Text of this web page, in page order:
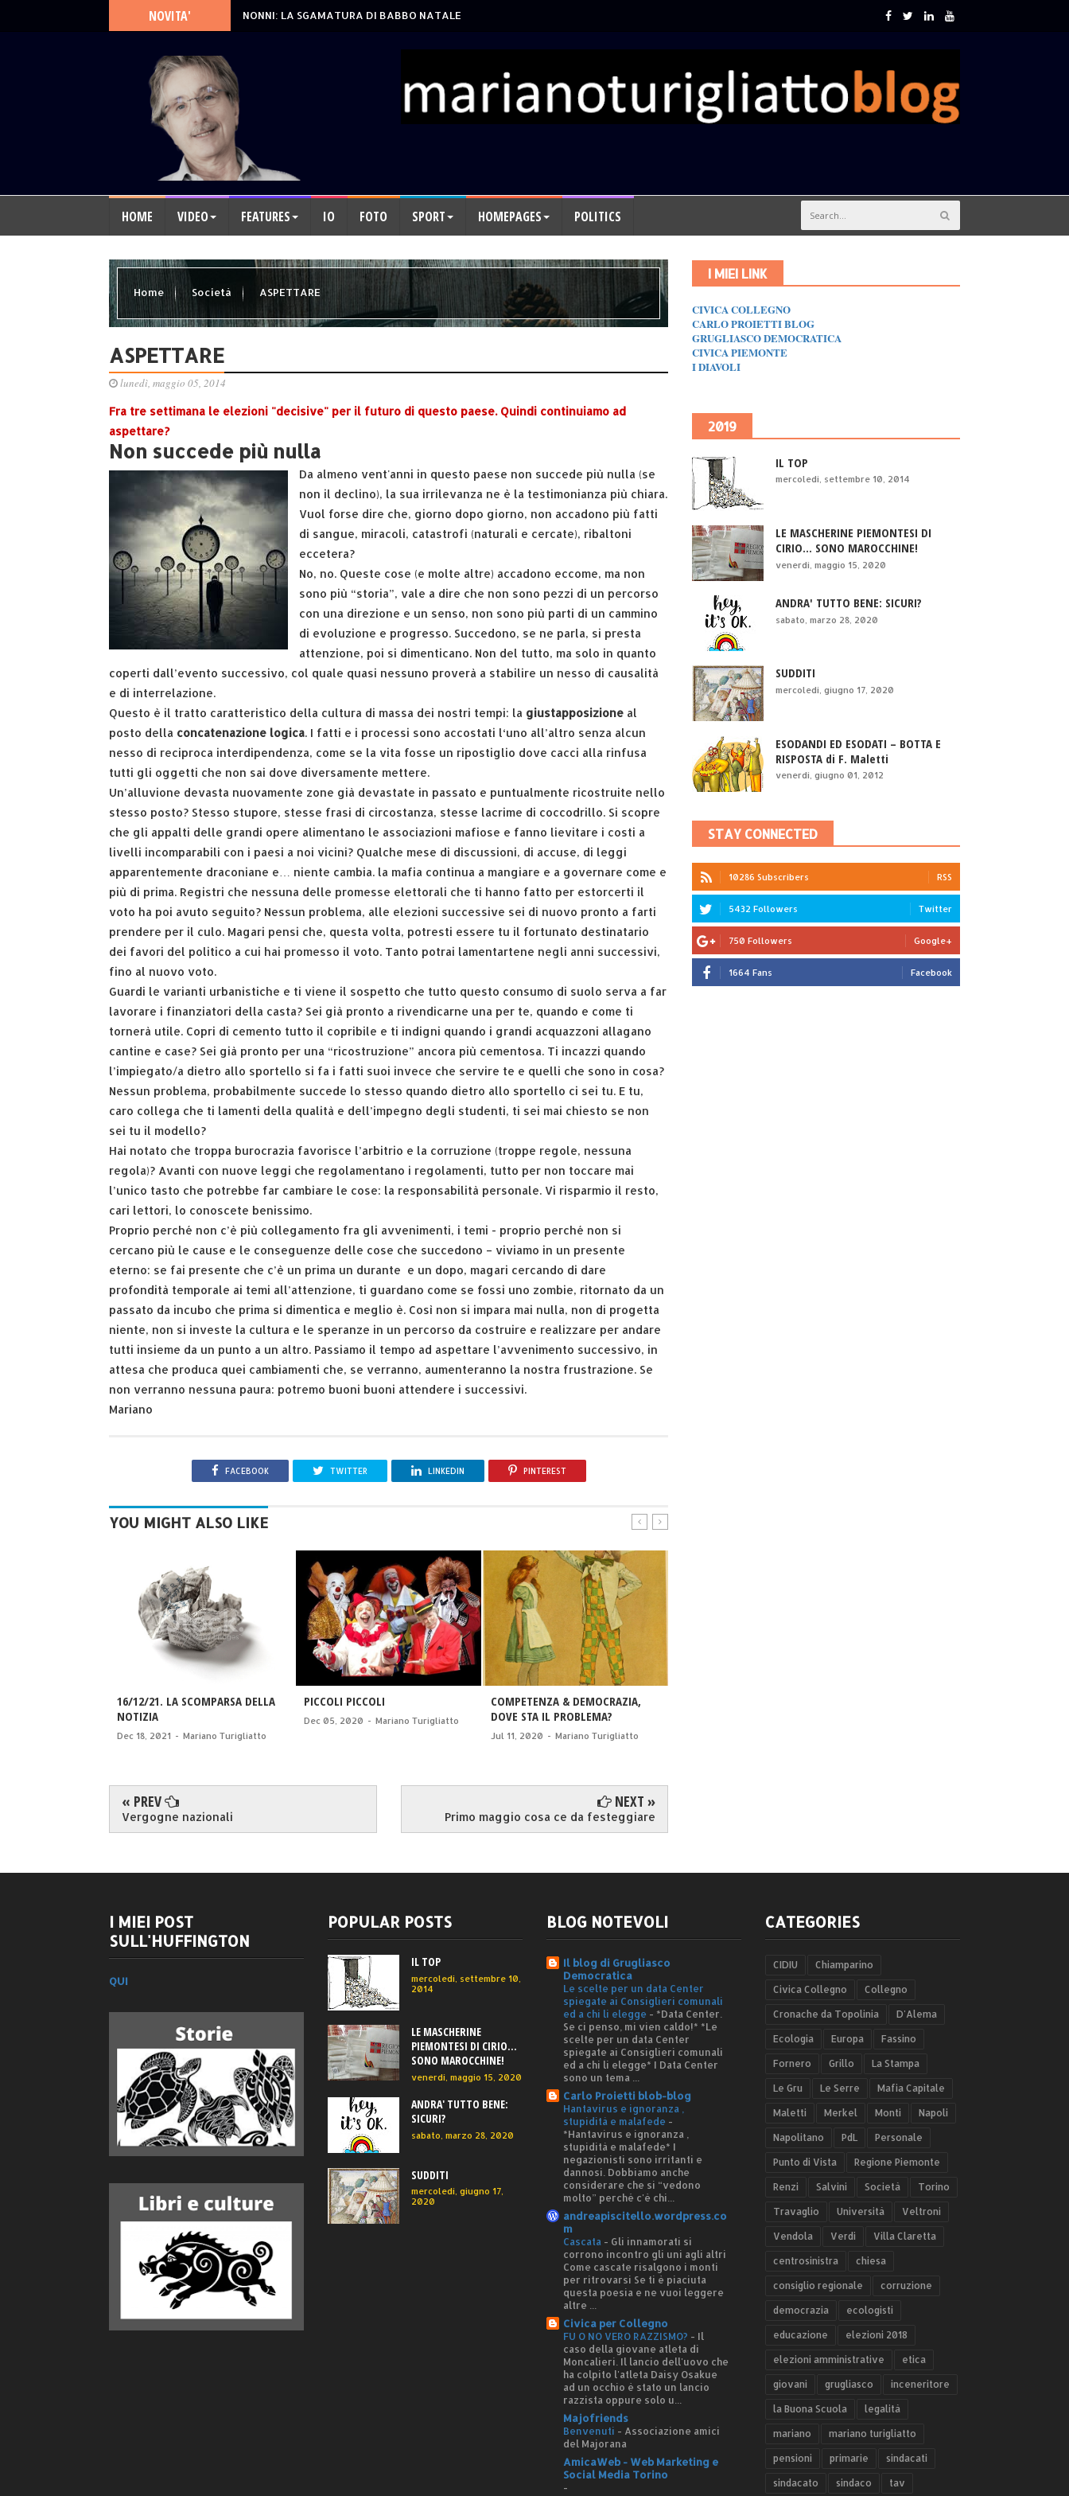
NOVITA' NONNI: LA SGAMATURA DI BABBO NATALE
HOME VIDEO FEATURES IO FOTO SPORT HOMEPAGES POLITICS
Home Società ASPETTARE
ASPETTARE
lunedì, maggio 05, 2014
Fra tre settimana le elezioni "decisive" per il futuro di questo paese. Quindi continuiamo ad
aspettare?
Non succede più nulla
Da almeno vent'anni in questo paese non succede più nulla (se
non il declino), la sua irrilevanza ne è la testimonianza più chiara.
Vuol forse dire che, giorno dopo giorno, non accadono più fatti
di sangue, miracoli, catastrofi (naturali e cercate), ribaltoni
eccetera?
No, no. Queste cose (e molte altre) accadono eccome, ma non
sono più “storia”, vale a dire che non sono pezzi di un percorso
con una direzione e un senso, non sono più parti di un cammino
di evoluzione e progresso. Succedono, se ne parla, si presta
attenzione, poi si dimenticano. Non del tutto, ma solo in quanto
coperti dall’evento successivo, col quale quasi nessuno proverà a stabilire un nesso di causalità
e di interrelazione.
Questo è il tratto caratteristico della cultura di massa dei nostri tempi: la giustapposizione al
posto della concatenazione logica. I fatti e i processi sono accostati l‘uno all’altro senza alcun
nesso di reciproca interdipendenza, come se la vita fosse un ripostiglio dove cacci alla rinfusa
tutti gli oggetti che non sai dove diversamente mettere.
Un’alluvione devasta nuovamente zone già devastate in passato e puntualmente ricostruite nello
stesso posto? Stesso stupore, stesse frasi di circostanza, stesse lacrime di coccodrillo. Si scopre
che gli appalti delle grandi opere alimentano le associazioni mafiose e fanno lievitare i costi a
livelli incomparabili con i paesi a noi vicini? Qualche mese di discussioni, di accuse, di leggi
apparentemente draconiane e… niente cambia. la mafia continua a mangiare e a governare come e
più di prima. Registri che nessuna delle promesse elettorali che ti hanno fatto per estorcerti il
voto ha poi avuto seguito? Nessun problema, alle elezioni successive sei di nuovo pronto a farti
prendere per il culo. Magari pensi che, questa volta, potresti essere tu il fortunato destinatario
dei favori del politico a cui hai promesso il voto. Tanto potrai lamentartene negli anni successivi,
fino al nuovo voto.
Guardi le varianti urbanistiche e ti viene il sospetto che tutto questo consumo di suolo serva a far
lavorare i finanziatori della casta? Sei già pronto a rivendicarne una per te, quando e come ti
tornerà utile. Copri di cemento tutto il copribile e ti indigni quando i grandi acquazzoni allagano
cantine e case? Sei già pronto per una “ricostruzione” ancora più cementosa. Ti incazzi quando
l’impiegato/a dietro allo sportello si fa i fatti suoi invece che servire te e quelli che sono in cosa?
Nessun problema, probabilmente succede lo stesso quando dietro allo sportello ci sei tu. E tu,
caro collega che ti lamenti della qualità e dell’impegno degli studenti, ti sei mai chiesto se non
sei tu il modello?
Hai notato che troppa burocrazia favorisce l’arbitrio e la corruzione (troppe regole, nessuna
regola)? Avanti con nuove leggi che regolamentano i regolamenti, tutto per non toccare mai
l’unico tasto che potrebbe far cambiare le cose: la responsabilità personale. Vi risparmio il resto,
cari lettori, lo conoscete benissimo.
Proprio perché non c’è più collegamento fra gli avvenimenti, i temi - proprio perché non si
cercano più le cause e le conseguenze delle cose che succedono – viviamo in un presente
eterno: se fai presente che c’è un prima un durante e un dopo, magari cercando di dare
profondità temporale ai temi all’attenzione, ti guardano come se fossi uno zombie, ritornato da un
passato da incubo che prima si dimentica e meglio è. Così non si impara mai nulla, non di progetta
niente, non si investe la cultura e le speranze in un percorso da costruire e realizzare per andare
tutti insieme da un punto a un altro. Passiamo il tempo ad aspettare l’avvenimento successivo, in
attesa che produca quei cambiamenti che, se verranno, aumenteranno la nostra frustrazione. Se
non verranno nessuna paura: potremo buoni buoni attendere i successivi.
Mariano
FACEBOOK TWITTER LINKEDIN PINTEREST
YOU MIGHT ALSO LIKE
16/12/21. LA SCOMPARSA DELLA
NOTIZIA
Dec 18, 2021 - Mariano Turigliatto
PICCOLI PICCOLI
Dec 05, 2020 - Mariano Turigliatto
COMPETENZA & DEMOCRAZIA,
DOVE STA IL PROBLEMA?
Jul 11, 2020 - Mariano Turigliatto
« PREV
Vergogne nazionali
NEXT »
Primo maggio cosa ce da festeggiare
I MIEI LINK
CIVICA COLLEGNO
CARLO PROIETTI BLOG
GRUGLIASCO DEMOCRATICA
CIVICA PIEMONTE
I DIAVOLI
2019
IL TOP
mercoledì, settembre 10, 2014
LE MASCHERINE PIEMONTESI DI
CIRIO... SONO MAROCCHINE!
venerdì, maggio 15, 2020
ANDRA' TUTTO BENE: SICURI?
sabato, marzo 28, 2020
SUDDITI
mercoledì, giugno 17, 2020
ESODANDI ED ESODATI – BOTTA E
RISPOSTA di F. Maletti
venerdì, giugno 01, 2012
STAY CONNECTED
10286 Subscribers RSS
5432 Followers Twitter
750 Followers Google+
1664 Fans Facebook
I MIEI POST
SULL'HUFFINGTON
QUI
POPULAR POSTS
IL TOP
mercoledì, settembre 10,
2014
LE MASCHERINE
PIEMONTESI DI CIRIO...
SONO MAROCCHINE!
venerdì, maggio 15, 2020
ANDRA' TUTTO BENE:
SICURI?
sabato, marzo 28, 2020
SUDDITI
mercoledì, giugno 17,
2020
BLOG NOTEVOLI
Il blog di Grugliasco
Democratica
Le scelte per un data Center
spiegate ai Consiglieri comunali
ed a chi li elegge - *Data Center.
Se ci penso, mi vien caldo!* *Le
scelte per un data Center
spiegate ai Consiglieri comunali
ed a chi li elegge* I Data Center
sono un tema ...
Carlo Proietti blob-blog
Hantavirus e ignoranza ,
stupidità e malafede -
*Hantavirus e ignoranza ,
stupidità e malafede* I
negazionisti sono irritanti e
dannosi. Dobbiamo anche
considerare che si “vedono
molto” perché c'è chi...
andreapiscitello.wordpress.co
m
Cascata - Gli innamorati si
corrono incontro gli uni agli altri
Come cascate risalgono i monti
per ritrovarsi Se ti è piaciuta
questa poesia e ne vuoi leggere
altre ...
Civica per Collegno
FU O NO VERO RAZZISMO? - Il
caso della giovane atleta di
Moncalieri. Il lancio dell'uovo che
ha colpito l'atleta Daisy Osakue
ad un occhio è stato un lancio
razzista oppure solo u...
Majofriends
Benvenuti - Associazione amici
del Majorana
AmicaWeb - Web Marketing e
Social Media Torino
-
CATEGORIES
CIDIU Chiamparino
Civica Collegno Collegno
Cronache da Topolinia D'Alema
Ecologia Europa Fassino
Fornero Grillo La Stampa
Le Gru Le Serre Mafia Capitale
Maletti Merkel Monti Napoli
Napolitano PdL Personale
Punto di Vista Regione Piemonte
Renzi Salvini Società Torino
Travaglio Università Veltroni
Vendola Verdi Villa Claretta
centrosinistra chiesa
consiglio regionale corruzione
democrazia ecologisti
educazione elezioni 2018
elezioni amministrative etica
giovani grugliasco inceneritore
la Buona Scuola legalità
mariano mariano turigliatto
pensioni primarie sindacati
sindacato sindaco tav